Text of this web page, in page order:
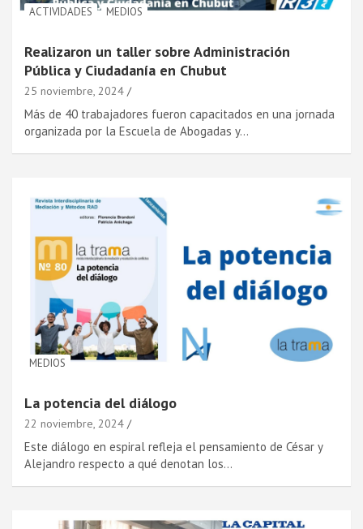
ACTIVIDADES MEDIOS
Realizaron un taller sobre Administración
Pública y Ciudadanía en Chubut
25 noviembre, 2024
Más de 40 trabajadores fueron capacitados en una jornada
organizada por la Escuela de Abogadas y…
MEDIOS
La potencia del diálogo
22 noviembre, 2024
Este diálogo en espiral refleja el pensamiento de César y
Alejandro respecto a qué denotan los…